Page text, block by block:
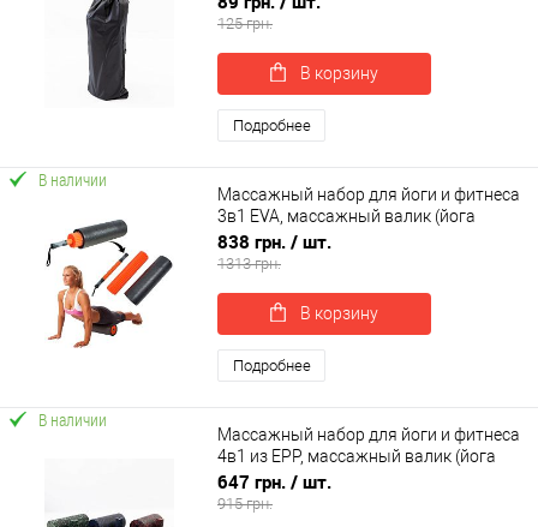
0323)
125 грн.
В корзину
Подробнее
В наличии
Массажный набор для йоги и фитнеса
3в1 EVA, массажный валик (йога
ролл) + массажная палка OSPORT (OF-
0283)
838 грн. / шт.
1313 грн.
В корзину
Подробнее
В наличии
Массажный набор для йоги и фитнеса
4в1 из EPP, массажный валик (йога
ролл)+массажный мяч МФР OSPORT
(OF-0282)
647 грн. / шт.
915 грн.